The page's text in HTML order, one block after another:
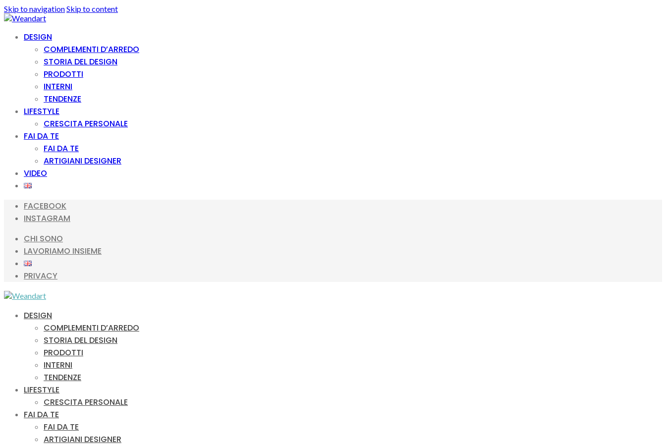
Skip to navigationSkip to content
DESIGN
COMPLEMENTI D’ARREDO
STORIA DEL DESIGN
PRODOTTI
INTERNI
TENDENZE
LIFESTYLE
CRESCITA PERSONALE
FAI DA TE
FAI DA TE
ARTIGIANI DESIGNER
VIDEO
FACEBOOK
INSTAGRAM
CHI SONO
LAVORIAMO INSIEME
PRIVACY
DESIGN
COMPLEMENTI D’ARREDO
STORIA DEL DESIGN
PRODOTTI
INTERNI
TENDENZE
LIFESTYLE
CRESCITA PERSONALE
FAI DA TE
FAI DA TE
ARTIGIANI DESIGNER